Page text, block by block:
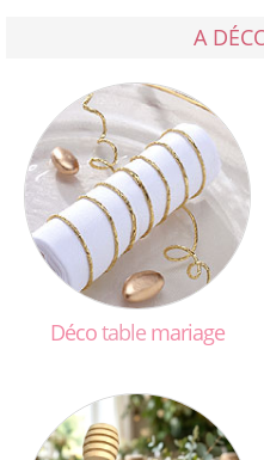
A
Décotablemariage